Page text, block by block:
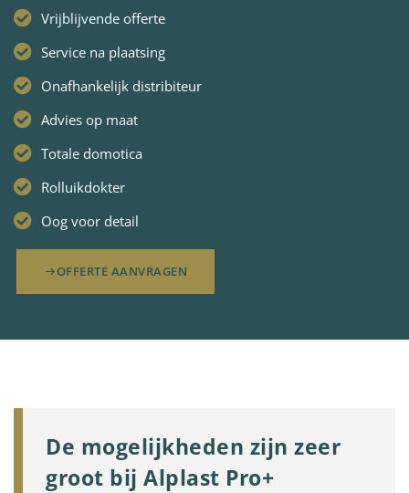
Vrijblijvende offerte
Service na plaatsing
Onafhankelijk distribiteur
Advies op maat
Totale domotica
Rolluikdokter
Oog voor detail
OFFERTE AANVRAGEN
De mogelijkheden zijn zeer
groot bij Alplast Pro+